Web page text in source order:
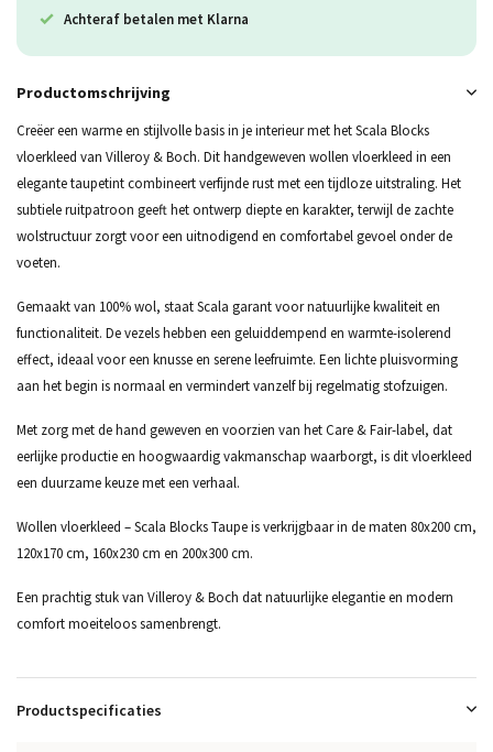
Achteraf betalen met Klarna
Productomschrijving
Creëer een warme en stijlvolle basis in je interieur met het Scala Blocks
vloerkleed van Villeroy & Boch. Dit handgeweven wollen vloerkleed in een
elegante taupetint combineert verfijnde rust met een tijdloze uitstraling. Het
subtiele ruitpatroon geeft het ontwerp diepte en karakter, terwijl de zachte
wolstructuur zorgt voor een uitnodigend en comfortabel gevoel onder de
voeten.
Gemaakt van 100% wol, staat Scala garant voor natuurlijke kwaliteit en
functionaliteit. De vezels hebben een geluiddempend en warmte-isolerend
effect, ideaal voor een knusse en serene leefruimte. Een lichte pluisvorming
aan het begin is normaal en vermindert vanzelf bij regelmatig stofzuigen.
Met zorg met de hand geweven en voorzien van het Care & Fair-label, dat
eerlijke productie en hoogwaardig vakmanschap waarborgt, is dit vloerkleed
een duurzame keuze met een verhaal.
Wollen vloerkleed – Scala Blocks Taupe is verkrijgbaar in de maten 80x200 cm,
120x170 cm, 160x230 cm en 200x300 cm.
Een prachtig stuk van Villeroy & Boch dat natuurlijke elegantie en modern
comfort moeiteloos samenbrengt.
Productspecificaties